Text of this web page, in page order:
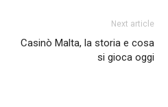
Next article
Casinò Malta, la storia e cosa
si gioca oggi